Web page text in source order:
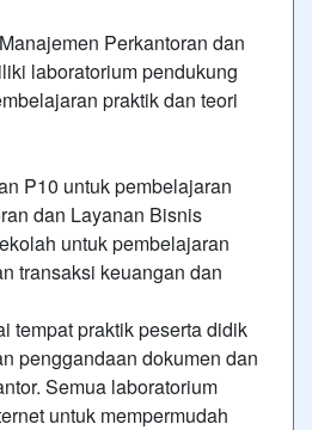
Perkantoran dan
laboratorium pendukung
praktik dan teori
P10 untuk pembelajaran
dan Layanan Bisnis
untuk pembelajaran
transaksi keuangan dan
tempat praktik peserta didik
penggandaan dokumen dan
Semua laboratorium
untuk mempermudah